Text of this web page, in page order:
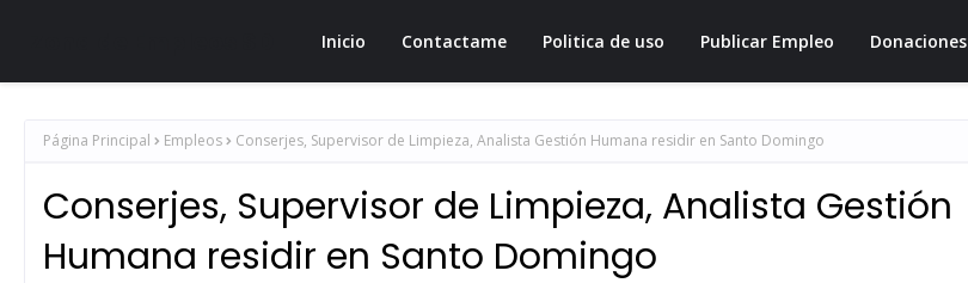
Inicio Contactame Politica de uso Publicar Empleo Donaciones
Página Principal Empleos Conserjes, Supervisor de Limpieza, Analista Gestión Humana residir en Santo Domingo
Conserjes, Supervisor de Limpieza, Analista Gestión
Humana residir en Santo Domingo